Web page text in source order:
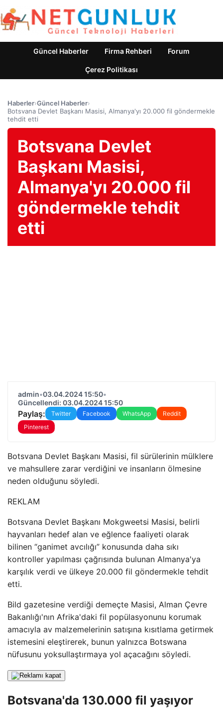
Güncel Haberler Firma Rehberi Forum
Çerez Politikası
Haberler›Güncel Haberler›
Botsvana Devlet Başkanı Masisi, Almanya'yı 20.000 fil göndermekle
tehdit etti
Botsvana Devlet
Başkanı Masisi,
Almanya'yı 20.000 fil
göndermekle tehdit
etti
admin•03.04.2024 15:50•
Güncellendi: 03.04.2024 15:50
Paylaş: Twitter Facebook WhatsApp
Reddit
Pinterest
Botsvana Devlet Başkanı Masisi, fil sürülerinin mülklere
ve mahsullere zarar verdiğini ve insanların ölmesine
neden olduğunu söyledi.
REKLAM
Botsvana Devlet Başkanı Mokgweetsi Masisi, belirli
hayvanları hedef alan ve eğlence faaliyeti olarak
bilinen “ganimet avcılığı” konusunda daha sıkı
kontroller yapılması çağrısında bulunan Almanya'ya
karşılık verdi ve ülkeye 20.000 fil göndermekle tehdit
etti.
Bild gazetesine verdiği demeçte Masisi, Alman Çevre
Bakanlığı'nın Afrika'daki fil popülasyonunu korumak
amacıyla av malzemelerinin satışına kısıtlama getirmek
istemesini eleştirerek, bunun yalnızca Botswana
nüfusunu yoksullaştırmaya yol açacağını söyledi.
Botsvana'da 130.000 fil yaşıyor